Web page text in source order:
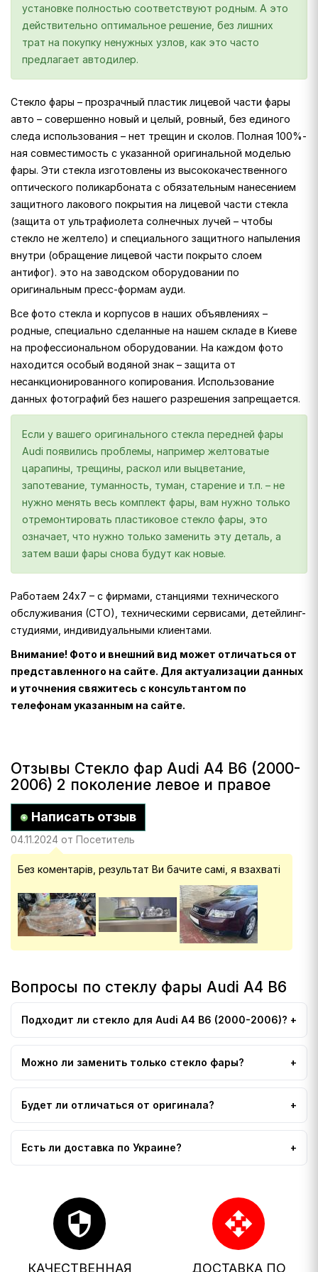
установке полностью соответствуют родным. А это
действительно оптимальное решение, без лишних
трат на покупку ненужных узлов, как это часто
предлагает автодилер.
Стекло фары – прозрачный пластик лицевой части фары
авто – совершенно новый и целый, ровный, без единого
следа использования – нет трещин и сколов. Полная 100%-
ная совместимость с указанной оригинальной моделью
фары. Эти стекла изготовлены из высококачественного
оптического поликарбоната с обязательным нанесением
защитного лакового покрытия на лицевой части стекла
(защита от ультрафиолета солнечных лучей – чтобы
стекло не желтело) и специального защитного напыления
внутри (обращение лицевой части покрыто слоем
антифог). это на заводском оборудовании по
оригинальным пресс-формам ауди.
Все фото стекла и корпусов в наших объявлениях –
родные, специально сделанные на нашем складе в Киеве
на профессиональном оборудовании. На каждом фото
находится особый водяной знак – защита от
несанкционированного копирования. Использование
данных фотографий без нашего разрешения запрещается.
Если у вашего оригинального стекла передней фары
Audi появились проблемы, например желтоватые
царапины, трещины, раскол или выцветание,
запотевание, туманность, туман, старение и т.п. – не
нужно менять весь комплект фары, вам нужно только
отремонтировать пластиковое стекло фары, это
означает, что нужно только заменить эту деталь, а
затем ваши фары снова будут как новые.
Работаем 24х7 – с фирмами, станциями технического
обслуживания (СТО), техническими сервисами, детейлинг-
студиями, индивидуальными клиентами.
Внимание! Фото и внешний вид может отличаться от
представленного на сайте. Для актуализации данных
и уточнения свяжитесь с консультантом по
телефонам указанным на сайте.
Отзывы Стекло фар Audi A4 B6 (2000-
2006) 2 поколение левое и правое
Написать отзыв
04.11.2024 от Посетитель
Без коментарів, результат Ви бачите самі, я взахваті
Вопросы по стеклу фары Audi A4 B6
Подходит ли стекло для Audi A4 B6 (2000-2006)?
Можно ли заменить только стекло фары?
Будет ли отличаться от оригинала?
Есть ли доставка по Украине?
security
КАЧЕСТВЕННАЯ
open_with
ДОСТАВКА ПО